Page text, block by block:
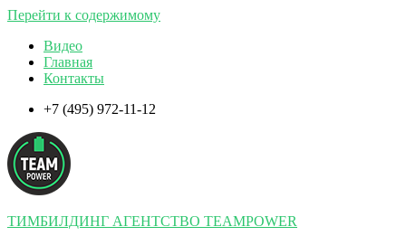
Перейти к содержимому
Видео
Главная
Контакты
+7 (495) 972-11-12
ТИМБИЛДИНГ АГЕНТСТВО TEAMPOWER